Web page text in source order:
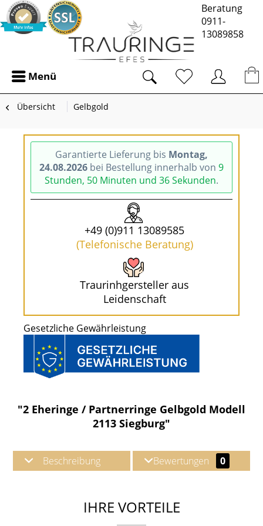
Beratung
0911-
13089858
Menü
Übersicht Gelbgold
Garantierte Lieferung bis Montag,
24.08.2026 bei Bestellung innerhalb von 9
Stunden, 50 Minuten und 36 Sekunden.
+49 (0)911 13089585
(Telefonische Beratung)
Traurinhgersteller aus
Leidenschaft
Gesetzliche Gewährleistung
"2 Eheringe / Partnerringe Gelbgold Modell
2113 Siegburg"
Beschreibung Bewertungen 0
IHRE VORTEILE